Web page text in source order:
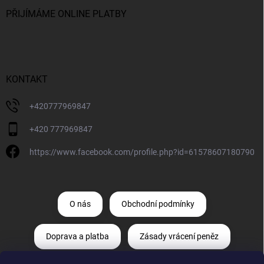
PŘIJÍMÁME ONLINE PLATBY
KONTAKT
+420777969847
+420 777969847
https://www.facebook.com/profile.php?id=61578607180790
O nás Obchodní podmínky
Doprava a platba Zásady vrácení peněz